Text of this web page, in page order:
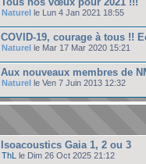
Naturel le Lun 4 Jan 2021 18:55
COVID-19, courage à tous !!
Naturel le Mar 17 Mar 2020 15:21
Aux nouveaux membres de
Naturel le Ven 7 Juin 2013 12:32
Isoacoustics Gaia 1, 2 ou 3
ThL le Dim 26 Oct 2025 21:12